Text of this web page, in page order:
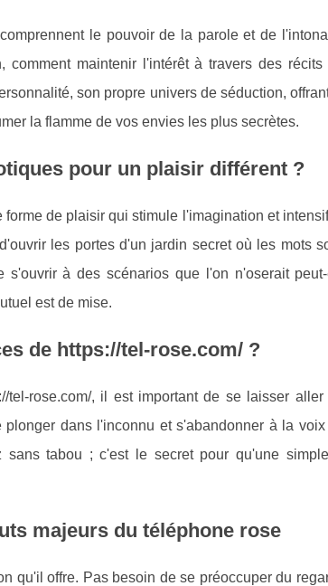
le pouvoir de la parole et de
maintenir l'intérêt à travers des
son propre univers de séduction,
la flamme de vos envies les plus secrètes.
pour un plaisir différent ?
de plaisir qui stimule l'imagination et
les portes d'un jardin secret où les mots
à des scénarios que l'on n'oserait
est de mise.
de https://tel-rose.com/ ?
tel-rose.com/, il est important de se laisser
dans l'inconnu et s'abandonner à la
sans tabou ; c'est le secret pour qu'une
majeurs du téléphone rose
qu'il offre. Pas besoin de se préoccuper du